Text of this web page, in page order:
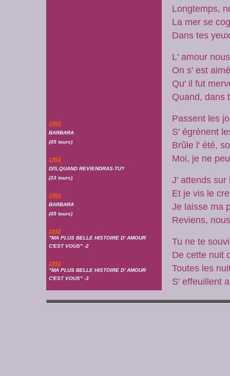
1962
BARBARA
(45 tours)
1963
DIS,QUAND REVIENDRAS-TU?
(33 tours)
1963
BARBARA
(45 tours)
1992
"MA PLUS BELLE HISTOIRE D' AMOUR
C'EST VOUS" -2
1992
"MA PLUS BELLE HISTOIRE D' AMOUR
C'EST VOUS" -3
Longtemps,
La mer se
Dans tes
L' amour
On s' est
Qu' il fut
Quand, dans
Passent les
S' égrènent
Brûle l' été,
Moi, je ne
J' attends
Et je vis le
Je laisse ma
Reviens,
Tu ne te
De cette nuit
Toutes les
S' effeuillent